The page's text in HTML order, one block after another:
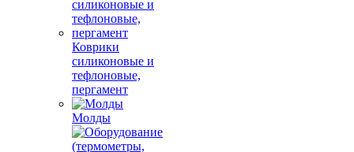
Коврики
силиконовые и
тефлоновые,
пергамент
Молды